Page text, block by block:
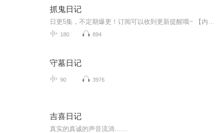
抓鬼日记
180 894
守墓日记
90 3976
吉喜日记
真实的真诚的声音流淌……